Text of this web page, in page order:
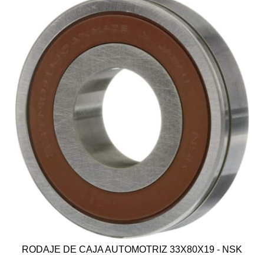
RODAJE DE CAJA AUTOMOTRIZ 33X80X19 - NSK